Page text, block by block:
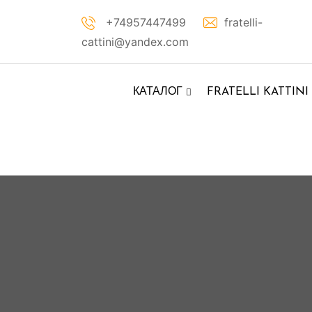
+74957447499
fratelli-
cattini@yandex.com
КАТАЛОГ FRATELLI KATTINI